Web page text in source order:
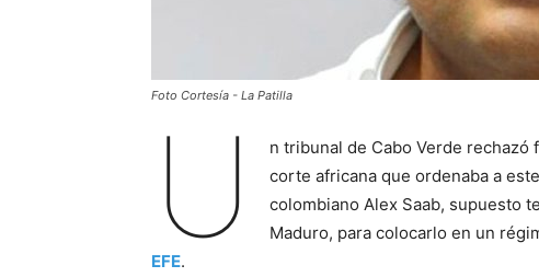
Foto Cortesía - La Patilla
U
n tribunal de Cabo Verde
corte africana que ordenaba a
colombiano Alex Saab, supuesto
Maduro, para colocarlo en un
EFE.